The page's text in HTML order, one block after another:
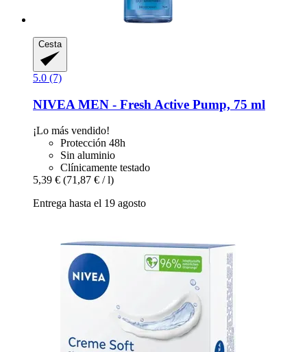
Cesta
5.0 (7)
NIVEA MEN -​ Fresh Active Pump, 75 ml
¡Lo más vendido!
Protección 48h
Sin aluminio
Clínicamente testado
5,39 € (71,87 € / l)
Entrega hasta el 19 agosto